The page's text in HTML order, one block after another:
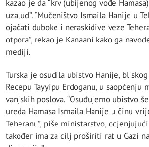
kazao je da “krv (ubijenog vođe
uzalud”. “Mučeništvo Ismaila Hanije u
ojačati duboke i neraskidive veze
otpora”, rekao je Kanaani kako ga
mediji.
Turska je osudila ubistvo Hanije,
Recepu Tayyipu Erdoganu, u saopćenju
vanjskih poslova. “Osuđujemo ubistvo
ureda Hamasa Ismaila Hanije u činu
Teheranu”, piše ministarstvo, ocjenjujući
također ima za cilj proširiti rat u Gazi